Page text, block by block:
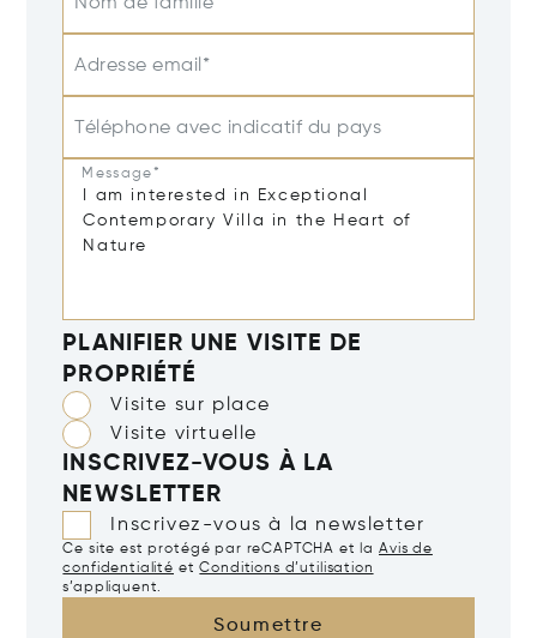
Adresse email*
Téléphone avec indicatif du pays
Message*
PLANIFIER UNE VISITE DE
PROPRIÉTÉ
Visite sur place
Visite virtuelle
INSCRIVEZ-VOUS À LA
NEWSLETTER
Inscrivez-vous à la newsletter
Ce site est protégé par reCAPTCHA et la Avis de
confidentialité etConditions d’utilisation
s’appliquent.
Soumettre